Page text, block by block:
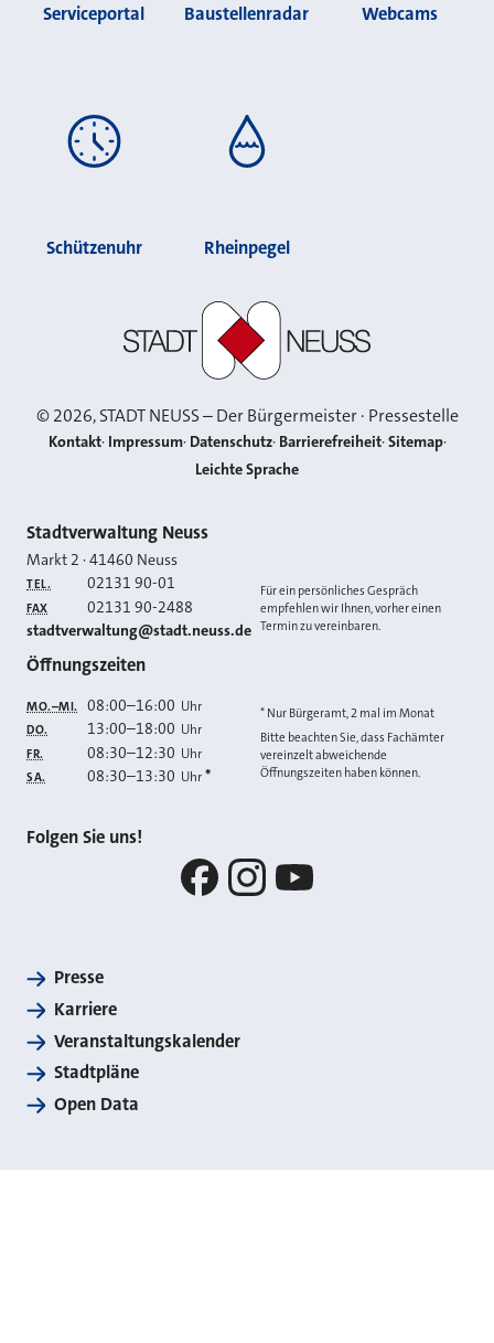
Serviceportal Baustellenradar Webcams
Schützenuhr Rheinpegel
©2026, STADT NEUSS – Der Bürgermeister · Pressestelle
Kontakt Impressum Datenschutz Barrierefreiheit Sitemap
Leichte Sprache
Kontakt
Stadtverwaltung Neuss
Markt 2 ·41460 Neuss
TEL. 02131 90-01
FAX 02131 90-2488
E-MAIL
stadtverwaltung@stadt.neuss.de
Für ein persönliches Gespräch
empfehlen wir Ihnen, vorher einen
Termin zu vereinbaren.
Öffnungszeiten
MO.–MI. 08:00–16:00 Uhr
DO. 13:00–18:00 Uhr
FR. 08:30–12:30 Uhr
SA. 08:30–13:30 Uhr *
* Nur Bürgeramt, 2 mal im Monat
Bitte beachten Sie, dass Fachämter
vereinzelt abweichende
Öffnungszeiten haben können.
Folgen Sie uns!
Presse
Karriere
Veranstaltungskalender
Stadtpläne
Open Data